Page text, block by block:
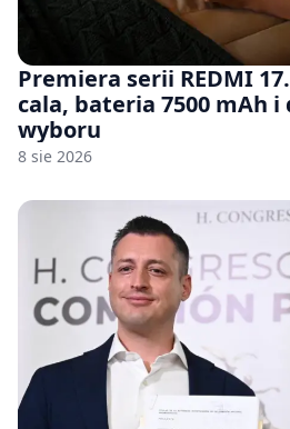
Premiera serii REDMI
cala, bateria 7500 mAh i
wyboru
8 sie 2026